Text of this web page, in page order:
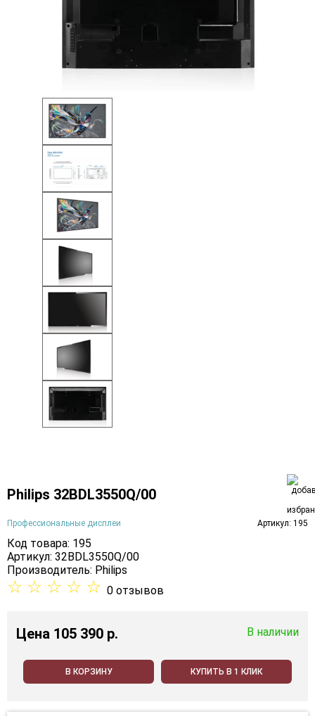
Philips 32BDL3550Q/00
Профессиональные дисплеи Артикул: 195
Код товара: 195
Артикул: 32BDL3550Q/00
Производитель: Philips
☆ ☆ ☆ ☆ ☆ 0 отзывов
Цена 105 390 p. В наличии
В КОРЗИНУ КУПИТЬ В 1 КЛИК